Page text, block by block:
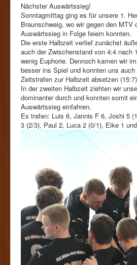
Nächster Auswärtssieg!
Sonntagmittag ging es für unsere 1.
Braunschweig, wo wir gegen den MTV
Auswärtssieg in Folge feiern konnten.
Die erste Halbzeit verlief zunächst
auch der Zwischenstand von 4:4 nach
wenig Euphorie. Dennoch kamen wir
besser ins Spiel und konnten uns
Zeitstrafen zur Halbzeit absetzen
In der zweiten Halbzeit ziehten wir
dominanter durch und konnten somit
Auswärtssieg einfahren.
Es trafen: Luis 6, Jannis F 6, Joshi 5
3 (2/3), Paul 2, Luca 2 (0/1), Eike 1